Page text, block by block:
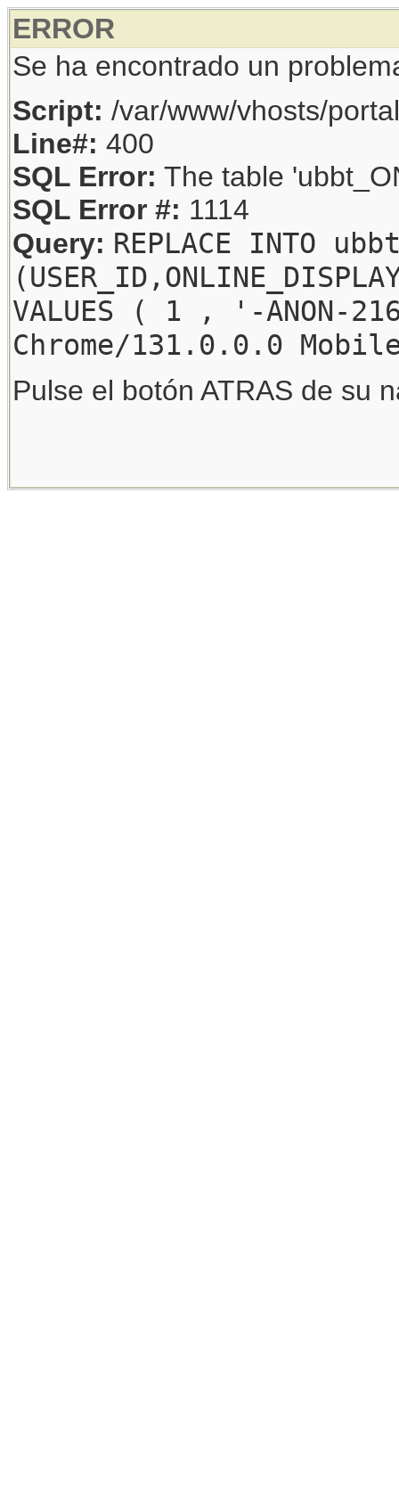
ERROR
Se ha encontrado un
Script: /var/www/vhosts/
Line#: 400
SQL Error: The table
SQL Error #: 1114
Query: REPLACE INTO
VALUES ( 1 , '-
Chrome/131.0.0.0
Pulse el botón ATRAS de su